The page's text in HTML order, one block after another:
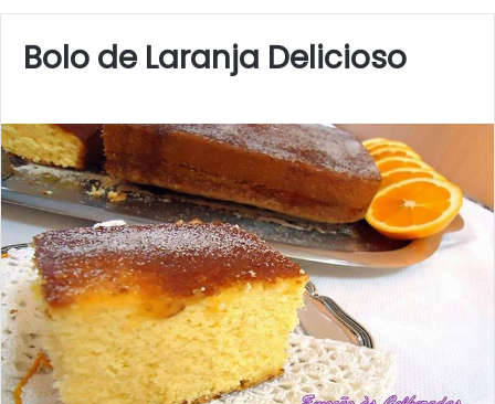
Bolo de Laranja Delicioso